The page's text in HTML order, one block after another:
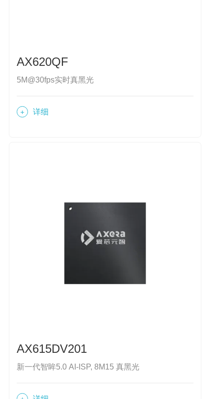
AX620QF
5M@30fps实时真黑光
详细
AX615DV201
新一代智眸5.0 AI-ISP, 8M15 真黑光